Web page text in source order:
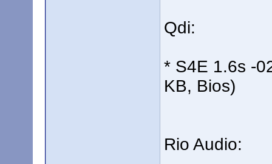
Qdi:
* S4E 1.6s -
KB, Bios)
Rio Audio: